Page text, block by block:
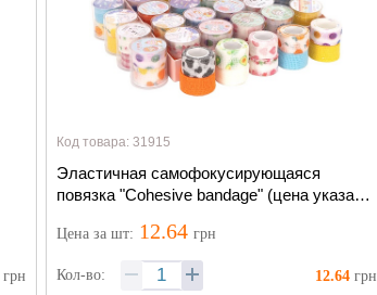
грн
Код товара: 31915
Эластичная самофокусирующаяся
повязка "Сohesive bandage" (цена указана
Ценаза шт: 12.64 грн
Кол-во: 12.64 грн